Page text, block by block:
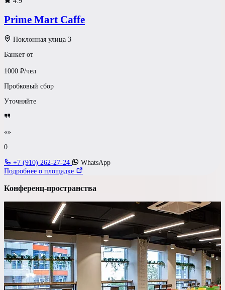
Prime Mart Caffe
Поклонная улица 3
Банкет от
1000 ₽/чел
Пробковый сбор
Уточняйте
«»
0
+7 (910) 262-27-24
WhatsApp
Подробнее о площадке
Конференц-пространства